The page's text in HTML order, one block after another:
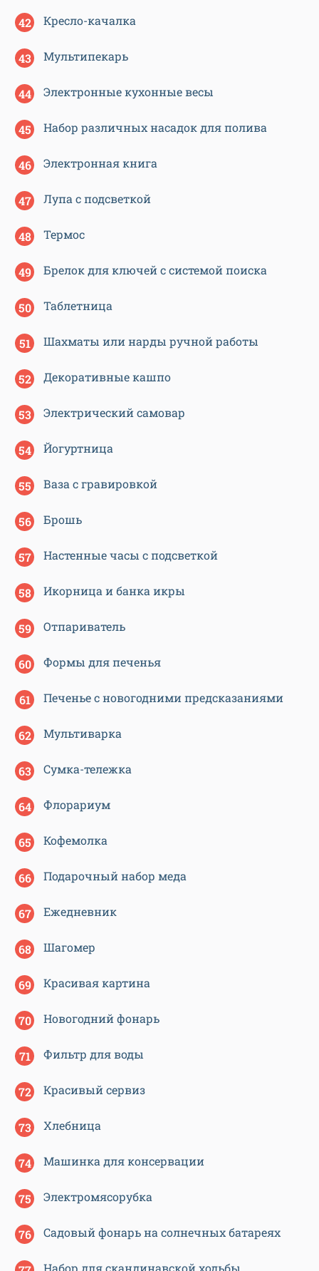
Кресло-качалка
Мультипекарь
Электронные кухонные весы
Набор различных насадок для полива
Электронная книга
Лупа с подсветкой
Термос
Брелок для ключей с системой поиска
Таблетница
Шахматы или нарды ручной работы
Декоративные кашпо
Электрический самовар
Йогуртница
Ваза с гравировкой
Брошь
Настенные часы с подсветкой
Икорница и банка икры
Отпариватель
Формы для печенья
Печенье с новогодними предсказаниями
Мультиварка
Сумка-тележка
Флорариум
Кофемолка
Подарочный набор меда
Ежедневник
Шагомер
Красивая картина
Новогодний фонарь
Фильтр для воды
Красивый сервиз
Хлебница
Машинка для консервации
Электромясорубка
Садовый фонарь на солнечных батареях
Набор для скандинавской ходьбы